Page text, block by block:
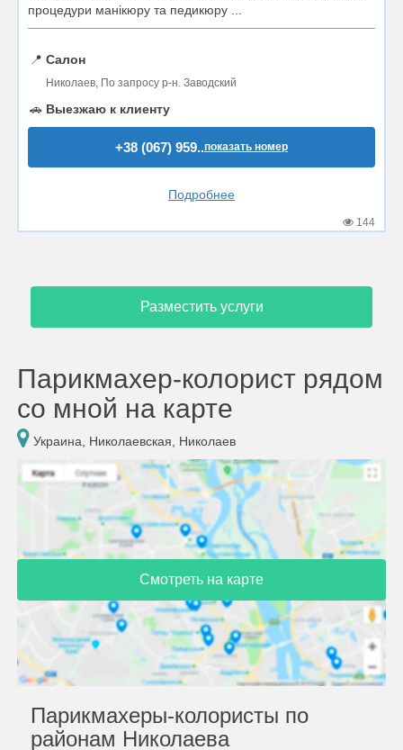
процедури манікюру та педикюру ...
📍 Салон
Николаев, По запросу р-н. Заводский
🚗 Выезжаю к клиенту
+38 (067) 959..показать номер
Подробнее
144
Разместить услуги
Парикмахер-колорист рядом
со мной на карте
Украина, Николаевская, Николаев
Смотреть на карте
Парикмахеры-колористы по
районам Николаева